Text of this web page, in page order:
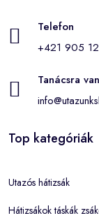
Telefon
+421 905
Tanácsra
Top kategóriák
Utazós hátizsák
Hátizsákok táskák